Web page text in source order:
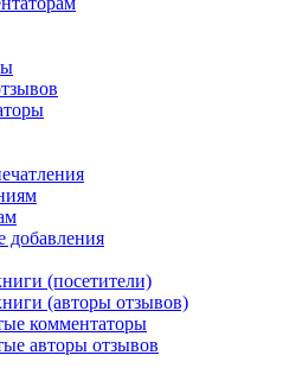
добавления
(посетители)
(авторы отзывов)
комментаторы
авторы отзывов